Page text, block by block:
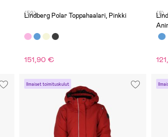
(59)
Lindberg Polar Toppahaalari, Pinkki
151,90 €
(8)
Ilmaiset toimituskulut